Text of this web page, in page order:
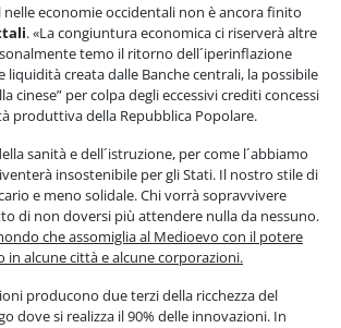
economie occidentali non è ancora finito
. «La congiuntura economica ci riserverà altre
temo il ritorno dell´iperinflazione
liquidità creata dalle Banche centrali, la possibile
cinese” per colpa degli eccessivi crediti concessi
produttiva della Repubblica Popolare.
sanità e dell´istruzione, per come l´abbiamo
insostenibile per gli Stati. Il nostro stile di
e meno solidale. Chi vorrà sopravvivere
di non doversi più attendere nulla da nessuno.
che assomiglia al Medioevo con il potere
in alcune città e alcune corporazioni.
producono due terzi della ricchezza del
dove si realizza il 90% delle innovazioni. In